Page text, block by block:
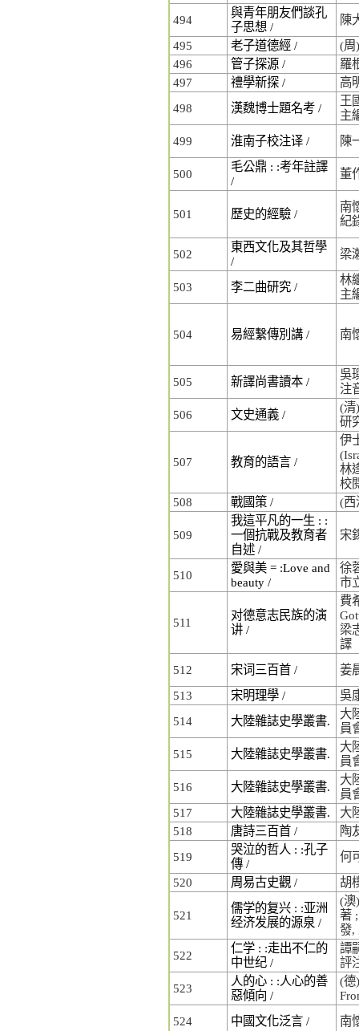
494
與青年朋友們談孔
子思想 /
陳
495
老子道德經 /
(周
496
管子探源 /
羅
497
禮學新探 /
高
498
漢魏博士題名考 /
王
主
499
淮南子校注译 / 陳
500
毛公鼎 : :考年註譯
/
董
501 歷史的經驗 /
南
紀
502
東西文化及其哲學
/
梁
503 李二曲研究 /
林
主
504 易經繫傳別講 / 南
505 新譯尚書讀本 /
吳
注
506
文史通義 /
(清
研
507 教育的語言 /
伊
林
校
508
戰國策 / (西
509
我這平凡的一生 : :
一個抗戰及教育者
自述 /
宋
510
愛與美 = :Love and
beauty /
徐
市
511
对德意志民族的演
讲 /
費
梁
譯
512
宋词三百首 /
姜
513
宋明理學 /
吳
514
大陸雜誌史學叢書.
大
員
515
大陸雜誌史學叢書.
大
員
516
大陸雜誌史學叢書.
大
員
517
大陸雜誌史學叢書.
大
518
唐詩三百首 /
陶
519
哭泣的哲人 : :孔子
傳 /
何
520
周易古史觀 / 胡
521
儒学的复兴 : :亚洲
经济发展的源泉 /
(澳
著
發,
522
仁学 : :走出不仁的
中世纪 /
譚
評
523
人的心 : :人心的善
惡傾向 /
(德
524
中國文化泛言 / 南